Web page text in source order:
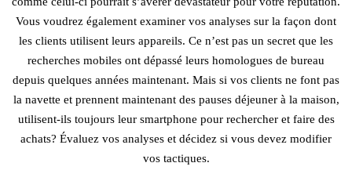
Vous voudrez également examiner vos analyses sur la façon dont
les clients utilisent leurs appareils. Ce n’est pas un secret que les
recherches mobiles ont dépassé leurs homologues de bureau
depuis quelques années maintenant. Mais si vos clients ne font pas
la navette et prennent maintenant des pauses déjeuner à la maison,
utilisent-ils toujours leur smartphone pour rechercher et faire des
achats? Évaluez vos analyses et décidez si vous devez modifier
vos tactiques.